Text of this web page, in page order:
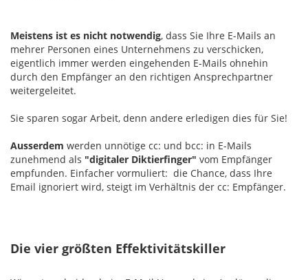
Meistens ist es nicht notwendig, dass Sie Ihre E-Mails an
mehrer Personen eines Unternehmens zu verschicken,
eigentlich immer werden eingehenden E-Mails ohnehin
durch den Empfänger an den richtigen Ansprechpartner
weitergeleitet.
Sie sparen sogar Arbeit, denn andere erledigen dies für Sie!
Ausserdem werden unnötige cc: und bcc: in E-Mails
zunehmend als "digitaler Diktierfinger" vom Empfänger
empfunden. Einfacher vormuliert: die Chance, dass Ihre
Email ignoriert wird, steigt im Verhältnis der cc: Empfänger.
Die vier größten Effektivitätskiller